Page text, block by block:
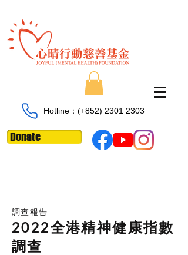
Hotline：​​(+852) 2301 2303
Donate
調查報告
2022全港精神健康指數
調查